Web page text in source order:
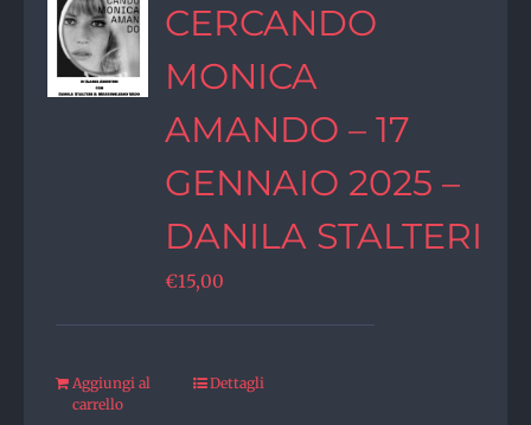
CERCANDO
MONICA
AMANDO – 17
GENNAIO 2025 –
DANILA STALTERI
€15,00
Aggiungi al
carrello
Dettagli